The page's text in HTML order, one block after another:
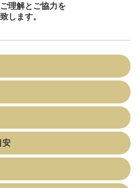
理解とご協力を
します。
安